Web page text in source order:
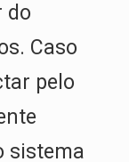
do
Caso
pelo
sistema